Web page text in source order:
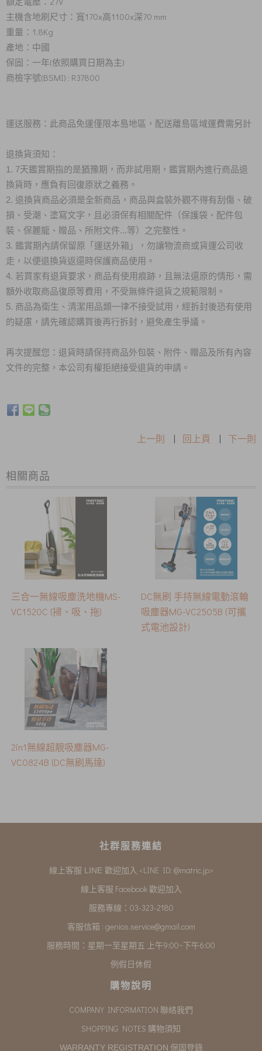
主機含地刷尺寸：寬170x高1100x深70 mm
重量：1.8Kg
產地：中國
保固：一年(依照購買日期為主)
商檢字號(BSMI) : R37800
運送服務：此商品免運僅限本島地區，配送離島區域運費需另計
退換貨須知：
1. 7天鑑賞期指的是猶豫期，而非試用期，鑑賞期內進行商品退
換貨時，應負有回復原狀之義務。
2. 退換貨商品必須是全新商品，商品與盒裝外觀不得有刮傷、破
損、受潮、塗寫文字，且必須保有相關配件（保護袋、配件包
裝、保麗龍、贈品、所附文件...等）之完整性。
3. 鑑賞期內請保留原「運送外箱」，勿讓物流商或貨運公司收
走，以便退換貨返還時保護商品使用。
4. 若買家有退貨要求，商品有使用痕跡，且無法還原的情形，需
額外收取商品復原等費用，不受無條件退貨之規範限制。
5. 商品為衛生、清潔用品類一律不接受試用，經拆封後恐有使用
的疑慮，請先確認購買後再行拆封，避免產生爭議。
再次提醒您：退貨時請保持商品外包裝、附件、贈品及所有內容
文件的完整，本公司有權拒絕接受退貨的申請。
上一則 | 回上頁 | 下一則
相關商品
三合一無線吸塵洗地機MS-
VC1520C (掃、吸、拖)
DC無刷 手持無線電動滾輪
吸塵器MG-VC2505B (可攜
式電池設計)
2in1無線超靚吸塵器MG-
VC0824B (DC無刷馬達)
社群服務連結
線上客服 LINE 歡迎加入 <LINE ID: @matric.jp>
線上客服 Facebook 歡迎加入
服務專線：03-323-2180
客服信箱 : genios.service@gmail.com
服務時間：星期一至星期五 上午9:00~下午6:00
例假日休假
購物說明
COMPANY INFORMATION 聯絡我們
SHOPPING NOTES 購物須知
WARRANTY REGISTRATION 保固登錄